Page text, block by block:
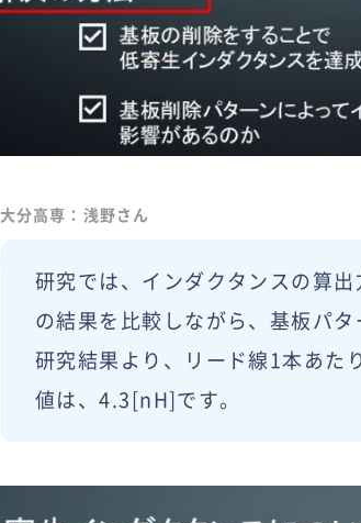
大分高専：浅野さん
研究では、インダクタンスの算
の結果を比較しながら、基板パ
研究結果より、リード線1本あた
値は、4.3[nH]です。